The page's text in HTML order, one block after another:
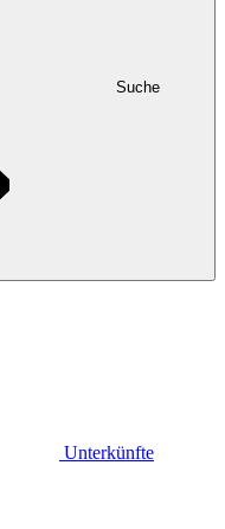
Suche
Unterkünfte